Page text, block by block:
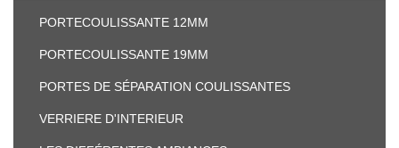
PORTECOULISSANTE 12MM
PORTECOULISSANTE 19MM
PORTES DE SÉPARATION COULISSANTES
VERRIERE D'INTERIEUR